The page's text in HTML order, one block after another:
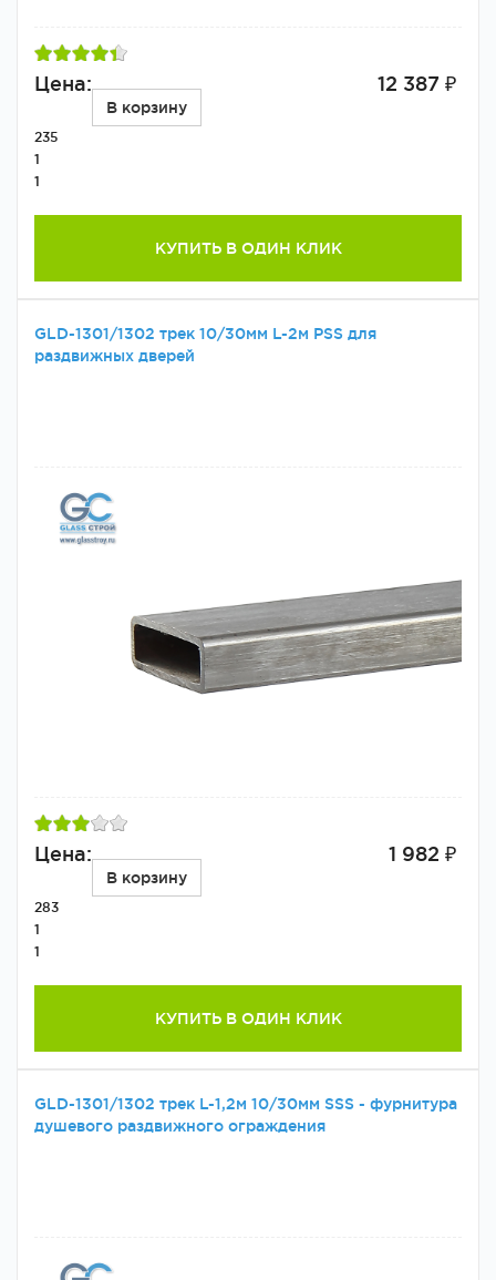
Цена: 12 387 ₽
В корзину
235
1
1
КУПИТЬ В ОДИН КЛИК
GLD-1301/1302 трек 10/30мм L-2м PSS для
раздвижных дверей
Цена: 1 982 ₽
В корзину
283
1
1
КУПИТЬ В ОДИН КЛИК
GLD-1301/1302 трек L-1,2м 10/30мм SSS - фурнитура
душевого раздвижного ограждения